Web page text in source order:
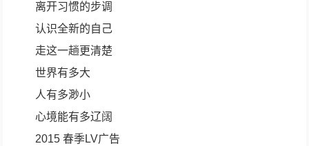
离开习惯的步调
认识全新的自己
走这一趟更清楚
世界有多大
人有多渺小
心境能有多辽阔
2015 春季LV广告